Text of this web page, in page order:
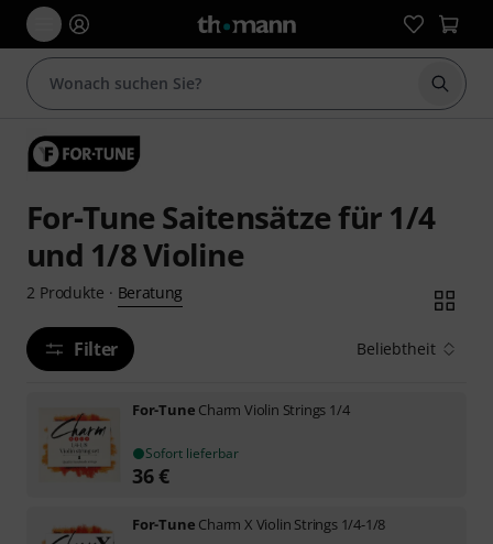
Suche
For-Tune Saitensätze für 1/4
und 1/8 Violine
2 Produkte · Beratung
Filter Beliebtheit
For-Tune Charm Violin Strings 1/4
Sofort lieferbar
36€
For-Tune Charm X Violin Strings 1/4-1/8